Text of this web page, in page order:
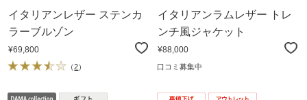
イタリアンレザー ステンカ
ラーブルゾン
¥69,800
（2）
イタリアンラムレザー トレ
ンチ風ジャケット
¥88,000
口コミ募集中